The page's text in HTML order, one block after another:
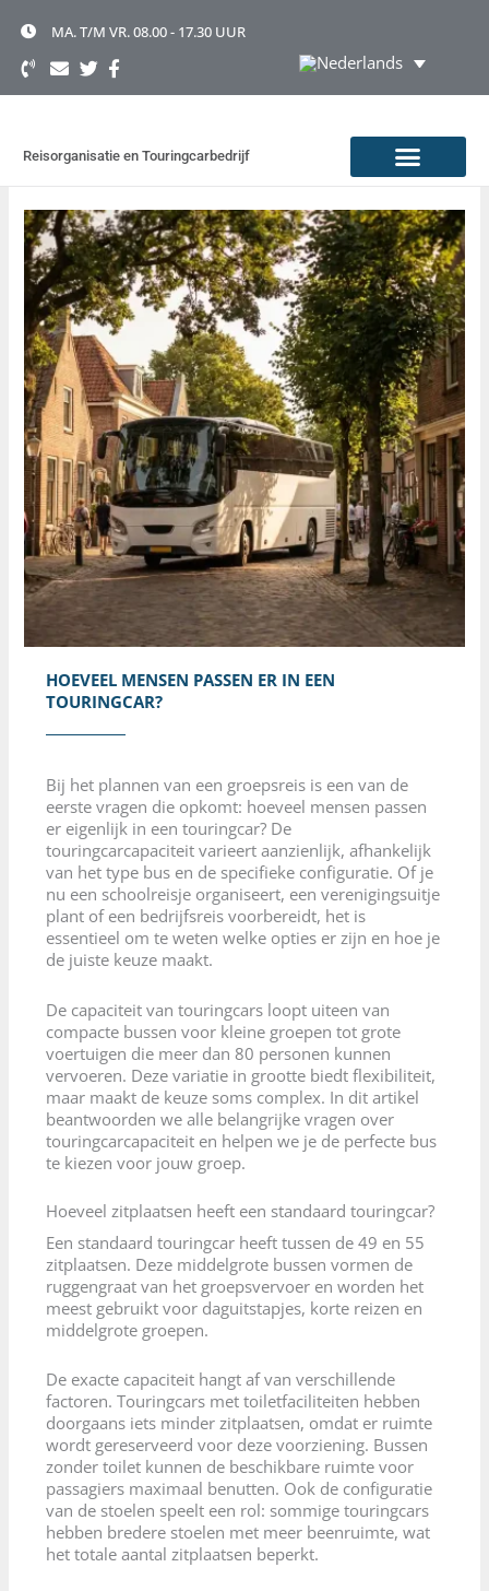
naar
inhoud
MA. T/M VR. 08.00 - 17.30 UUR
Reisorganisatie en Touringcarbedrijf
HOEVEEL MENSEN PASSEN ER IN EEN
TOURINGCAR?
Bij het plannen van een groepsreis is een van de
eerste vragen die opkomt: hoeveel mensen passen
er eigenlijk in een touringcar? De
touringcarcapaciteit varieert aanzienlijk, afhankelijk
van het type bus en de specifieke configuratie. Of je
nu een schoolreisje organiseert, een verenigingsuitje
plant of een bedrijfsreis voorbereidt, het is
essentieel om te weten welke opties er zijn en hoe je
de juiste keuze maakt.
De capaciteit van touringcars loopt uiteen van
compacte bussen voor kleine groepen tot grote
voertuigen die meer dan 80 personen kunnen
vervoeren. Deze variatie in grootte biedt flexibiliteit,
maar maakt de keuze soms complex. In dit artikel
beantwoorden we alle belangrijke vragen over
touringcarcapaciteit en helpen we je de perfecte bus
te kiezen voor jouw groep.
Hoeveel zitplaatsen heeft een standaard touringcar?
Een standaard touringcar heeft tussen de 49 en 55
zitplaatsen. Deze middelgrote bussen vormen de
ruggengraat van het groepsvervoer en worden het
meest gebruikt voor daguitstapjes, korte reizen en
middelgrote groepen.
De exacte capaciteit hangt af van verschillende
factoren. Touringcars met toiletfaciliteiten hebben
doorgaans iets minder zitplaatsen, omdat er ruimte
wordt gereserveerd voor deze voorziening. Bussen
zonder toilet kunnen de beschikbare ruimte voor
passagiers maximaal benutten. Ook de configuratie
van de stoelen speelt een rol: sommige touringcars
hebben bredere stoelen met meer beenruimte, wat
het totale aantal zitplaatsen beperkt.